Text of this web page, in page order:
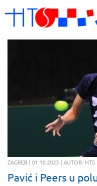
ZAGREB | 01.10.2023 | AUTOR: HTS
Pavić i Peers u